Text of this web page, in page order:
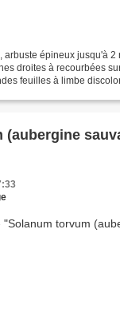
arbuste épineux jusqu'à 2
droites à recourbées
feuilles à limbe
(aubergine